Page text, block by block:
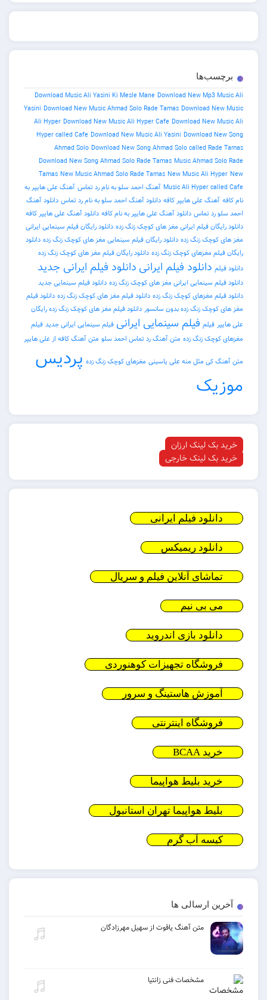
آخرین ارسالی ها
متن آهنگ یاقوت از سهیل مهرزادگان
مشخصات فنی زانتیا
برچسب‌ها
Download Music Ali Yasini Ki Mesle Mane Download New Mp3 Music Ali
Yasini Download New Music Ahmad Solo Rade Tamas Download New Music
Ali Hyper Download New Music Ali Hyper Cafe Download New Music Ali
Hyper called Cafe Download New Music Ali Yasini Download New Song
Ahmad Solo Download New Song Ahmad Solo called Rade Tamas
Download New Song Ahmad Solo Rade Tamas Music Ahmad Solo Rade
Tamas New Music Ahmad Solo Rade Tamas New Music Ali Hyper New
Music Ali Hyper called Cafe آهنگ احمد سلو به نام رد تماس آهنگ علی هایپر به
نام کافه آهنگ علی هایپر کافه دانلود آهنگ احمد سلو به نام رد تماس دانلود آهنگ
احمد سلو رد تماس دانلود آهنگ علی هایپر به نام کافه دانلود آهنگ علی هایپر کافه
دانلود رایگان فیلم ایرانی مغز های کوچک زنگ زده دانلود رایگان فیلم سینمایی ایرانی
مغز های کوچک زنگ زده دانلود رایگان فیلم سینمایی مغز های کوچک زنگ زده دانلود
رایگان فیلم مغزهای کوچک زنگ زده دانلود رایگان فیلم مغز های کوچک زنگ زده
دانلود فیلم دانلود فیلم ایرانی دانلود فیلم ایرانی جدید
دانلود فیلم سینمایی ایرانی مغز های کوچک زنگ زده دانلود فیلم سینمایی جدید
دانلود فیلم مغزهای کوچک زنگ زده دانلود فیلم مغز های کوچک زنگ زده دانلود فیلم
مغز های کوچک زنگ زده بدون سانسور دانلود فیلم مغز های کوچک زنگ زده رایگان
علی هایپر فیلم فیلم سینمایی ایرانی فیلم سینمایی ایرانی جدید فیلم
مغزهای کوچک زنگ زده متن آهنگ رد تماس احمد سلو متن آهنگ کافه از علی هایپر
متن آهنگ کی مثل منه علی یاسینی مغزهای کوچک زنگ زده پردیس
موزیک
خرید بک لینک ارزان
خرید بک لینک خارجی
دانلود فیلم ایرانی
دانلود ریمیکس
تماشای آنلاین فیلم و سریال
می بی نیم
دانلود بازی اندروید
فروشگاه تجهیزات کوهنوردی
آموزش هاستینگ و سرور
فروشگاه اینترنتی
خرید BCAA
خرید بلیط هواپیما
بلیط هواپیما تهران استانبول
کیسه آب گرم